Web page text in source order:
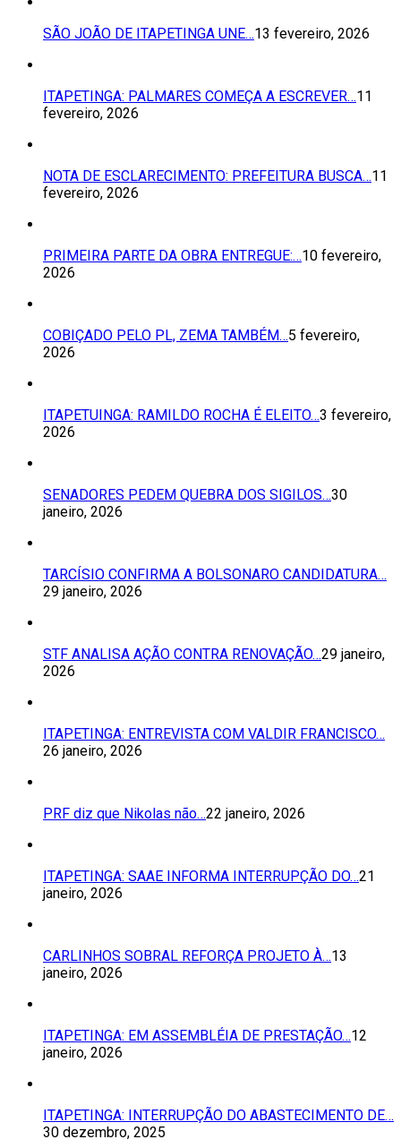
SÃO JOÃO DE ITAPETINGA UNE…13 fevereiro, 2026
ITAPETINGA: PALMARES COMEÇA A ESCREVER…11
fevereiro, 2026
NOTA DE ESCLARECIMENTO: PREFEITURA BUSCA…11
fevereiro, 2026
PRIMEIRA PARTE DA OBRA ENTREGUE:…10 fevereiro,
2026
COBIÇADO PELO PL, ZEMA TAMBÉM…5 fevereiro,
2026
ITAPETUINGA: RAMILDO ROCHA É ELEITO…3 fevereiro,
2026
SENADORES PEDEM QUEBRA DOS SIGILOS…30
janeiro, 2026
TARCÍSIO CONFIRMA A BOLSONARO CANDIDATURA…
29 janeiro, 2026
STF ANALISA AÇÃO CONTRA RENOVAÇÃO…29 janeiro,
2026
ITAPETINGA: ENTREVISTA COM VALDIR FRANCISCO…
26 janeiro, 2026
PRF diz que Nikolas não…22 janeiro, 2026
ITAPETINGA: SAAE INFORMA INTERRUPÇÃO DO…21
janeiro, 2026
CARLINHOS SOBRAL REFORÇA PROJETO À…13
janeiro, 2026
ITAPETINGA: EM ASSEMBLÉIA DE PRESTAÇÃO…12
janeiro, 2026
ITAPETINGA: INTERRUPÇÃO DO ABASTECIMENTO DE…
30 dezembro, 2025